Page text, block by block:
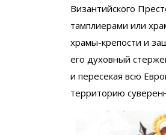
Византийского
тамплиерами или
храмы-крепости и
его духовный
и пересекая всю
территорию